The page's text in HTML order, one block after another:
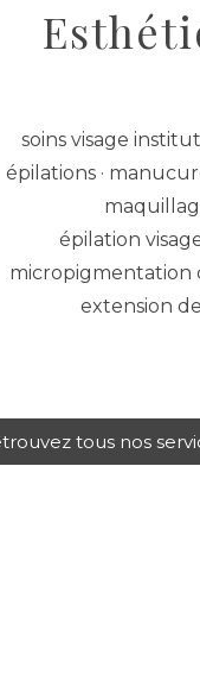
soins visage
épilations ·
épilation
micropigmentation
extension
tous nos